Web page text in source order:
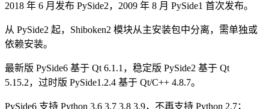
2018 年 6 月发布 PySide2，2009 年 8 月 PySide1 首次发布。
从 PySide2 起，Shiboken2 模块从主安装包中分离，需单独或
依赖安装。
最新版 PySide6 基于 Qt 6.1.1，稳定版 PySide2 基于 Qt
5.15.2，过时版 PySide1.2.4 基于 Qt/C++ 4.8.7。
PySide6 支持 Python 3.6 3.7 3.8 3.9，不再支持 Python 2.7；